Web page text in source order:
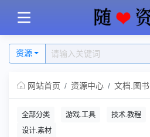
资源
网站首页 资源中心 文档.图书
全部分类 游戏.工具 技术.教程
设计.素材